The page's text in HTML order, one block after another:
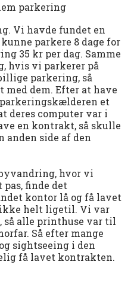
parkering
Vi havde fundet en
parkere 8 dage for
35 kr per dag. Samme
hvis vi parkerer på
parkering, så
dem. Efter at have
et
deres computer var i
en kontrakt, så skulle
anden side af den
hvor vi
finde det
kontor lå og få lavet
helt ligetil. Vi var
så alle printhuse var til
Så efter mange
sightseeing i den
få lavet kontrakten.